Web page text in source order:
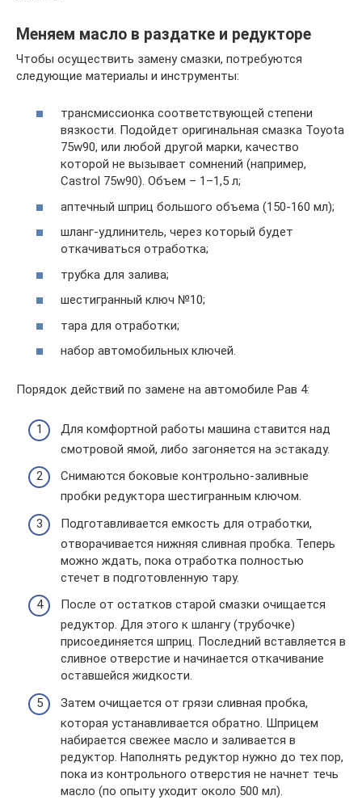
Меняем масло в раздатке и редукторе
Чтобы осуществить замену смазки, потребуются
следующие материалы и инструменты:
трансмиссионка соответствующей степени
вязкости. Подойдет оригинальная смазка Toyota
75w90, или любой другой марки, качество
которой не вызывает сомнений (например,
Castrol 75w90). Объем – 1–1,5 л;
аптечный шприц большого объема (150-160 мл);
шланг-удлинитель, через который будет
откачиваться отработка;
трубка для залива;
шестигранный ключ №10;
тара для отработки;
набор автомобильных ключей.
Порядок действий по замене на автомобиле Рав 4:
Для комфортной работы машина ставится над
смотровой ямой, либо загоняется на эстакаду.
Снимаются боковые контрольно-заливные
пробки редуктора шестигранным ключом.
Подготавливается емкость для отработки,
отворачивается нижняя сливная пробка. Теперь
можно ждать, пока отработка полностью
стечет в подготовленную тару.
После от остатков старой смазки очищается
редуктор. Для этого к шлангу (трубочке)
присоединяется шприц. Последний вставляется в
сливное отверстие и начинается откачивание
оставшейся жидкости.
Затем очищается от грязи сливная пробка,
которая устанавливается обратно. Шприцем
набирается свежее масло и заливается в
редуктор. Наполнять редуктор нужно до тех пор,
пока из контрольного отверстия не начнет течь
масло (по опыту уходит около 500 мл).